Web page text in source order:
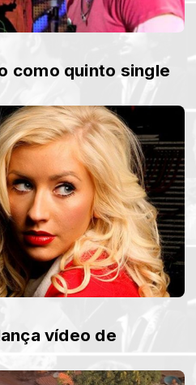
como quinto single
vídeo de